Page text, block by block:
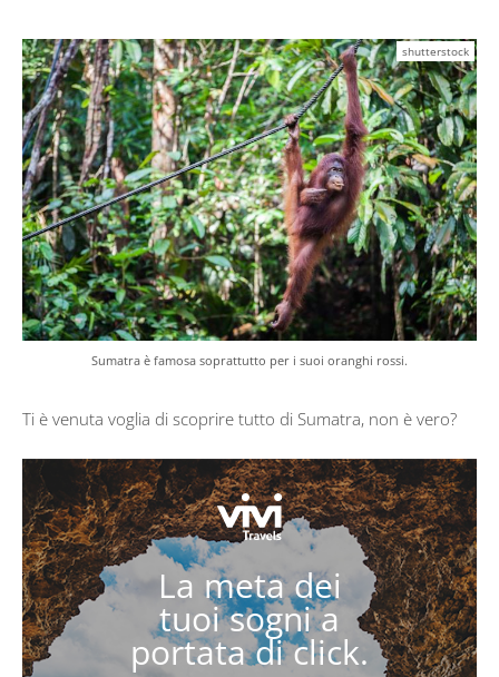
shutterstock
Sumatra è famosa soprattutto per i suoi oranghi rossi.
Ti è venuta voglia di scoprire tutto di Sumatra, non è vero?
La meta dei
tuoi sogni a
portata di click.